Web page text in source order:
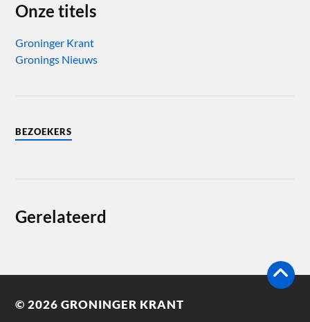
Onze titels
Groninger Krant
Gronings Nieuws
BEZOEKERS
Gerelateerd
© 2026GRONINGER KRANT